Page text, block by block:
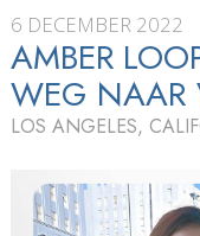
6 DECEMBER 2022
AMBER
WEG NAAR
LOS ANGELES,